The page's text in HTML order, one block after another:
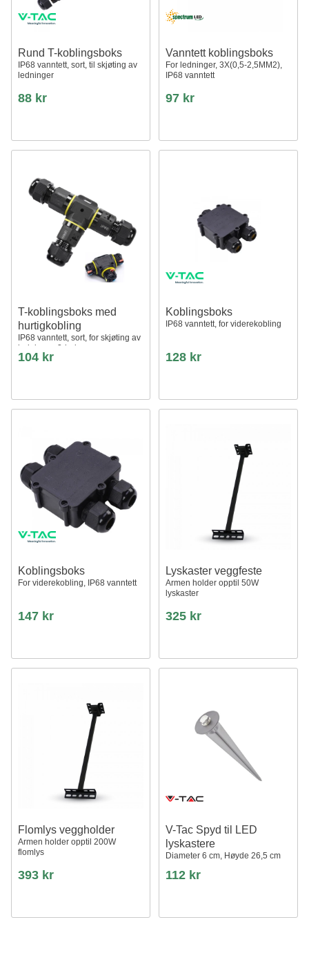
Rund T-koblingsboks
IP68 vanntett, sort, til skjøting av
ledninger
88 kr
Vanntett koblingsboks
For ledninger, 3X(0,5-2,5MM2),
IP68 vanntett
97 kr
T-koblingsboks med
hurtigkobling
IP68 vanntett, sort, for skjøting av
ledninger, 3-leder
104 kr
Koblingsboks
IP68 vanntett, for viderekobling
128 kr
Koblingsboks
For viderekobling, IP68 vanntett
147 kr
Lyskaster veggfeste
Armen holder opptil 50W
lyskaster
325 kr
Flomlys veggholder
Armen holder opptil 200W
flomlys
393 kr
V-Tac Spyd til LED
lyskastere
Diameter 6 cm, Høyde 26,5 cm
112 kr